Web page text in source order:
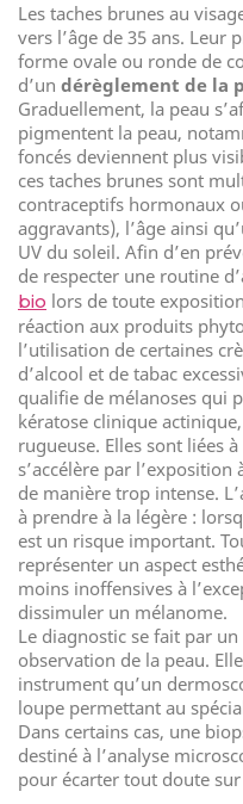
Les taches brunes au
vers l’âge de 35 ans. Leur
forme ovale ou ronde de
d’un dérèglement de la
Graduellement, la peau
pigmentent la peau,
foncés deviennent plus
ces taches brunes sont
contraceptifs hormonaux
aggravants), l’âge ainsi
UV du soleil. Afin d’en
de respecter une routine
bio lors de toute
réaction aux produits
l’utilisation de certaines
d’alcool et de tabac
qualifie de mélanoses qui
kératose clinique
rugueuse. Elles sont liées à
s’accélère par
de manière trop intense.
à prendre à la légère :
est un risque important.
représenter un aspect
moins inoffensives à
dissimuler un mélanome.
Le diagnostic se fait par
observation de la peau.
instrument qu’un
loupe permettant au
Dans certains cas, une
destiné à l’analyse
pour écarter tout doute